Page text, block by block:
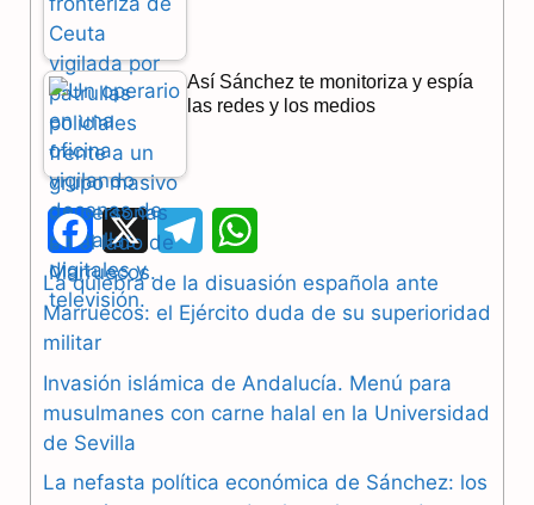
Así Sánchez te monitoriza y espía
las redes y los medios
F
a
c
b
o
X
e
l
g
h
a
s
La quiebra de la disuasión española ante
Marruecos: el Ejército duda de su superioridad
militar
Invasión islámica de Andalucía. Menú para
musulmanes con carne halal en la Universidad
de Sevilla
La nefasta política económica de Sánchez: los